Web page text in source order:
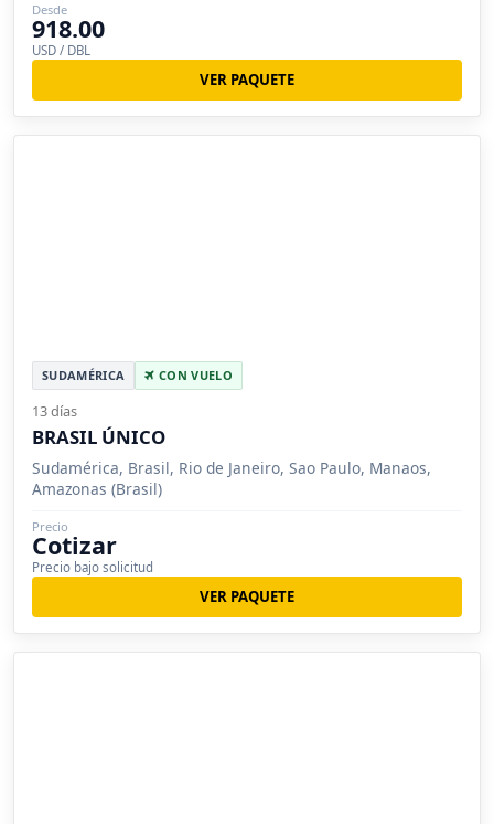
Desde
918.00
USD / DBL
VER PAQUETE
SUDAMÉRICA CON VUELO
13 días
BRASIL ÚNICO
Sudamérica, Brasil, Rio de Janeiro, Sao Paulo, Manaos,
Amazonas (Brasil)
Precio
Cotizar
Precio bajo solicitud
VER PAQUETE